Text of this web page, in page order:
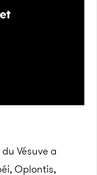
Vésuve a
Oplontis,